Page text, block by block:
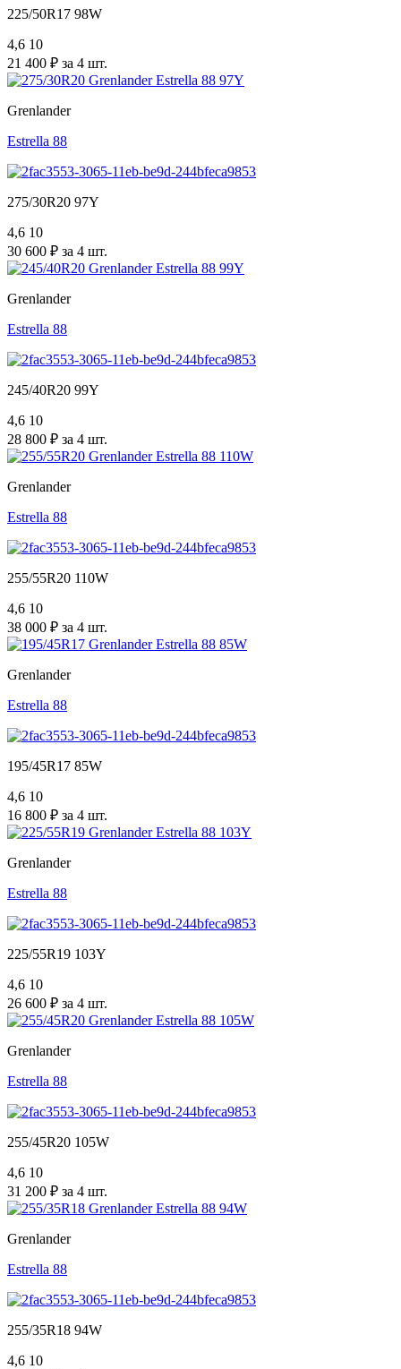
225/50R17 98W
4,6 10
21 400 ₽ за 4 шт.
Grenlander
Estrella 88
275/30R20 97Y
4,6 10
30 600 ₽ за 4 шт.
Grenlander
Estrella 88
245/40R20 99Y
4,6 10
28 800 ₽ за 4 шт.
Grenlander
Estrella 88
255/55R20 110W
4,6 10
38 000 ₽ за 4 шт.
Grenlander
Estrella 88
195/45R17 85W
4,6 10
16 800 ₽ за 4 шт.
Grenlander
Estrella 88
225/55R19 103Y
4,6 10
26 600 ₽ за 4 шт.
Grenlander
Estrella 88
255/45R20 105W
4,6 10
31 200 ₽ за 4 шт.
Grenlander
Estrella 88
255/35R18 94W
4,6 10